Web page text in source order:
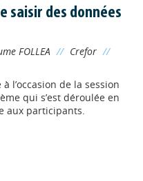
saisir des données
FOLLEA // Crefor //
l’occasion de la session
qui s’est déroulée en
aux participants.